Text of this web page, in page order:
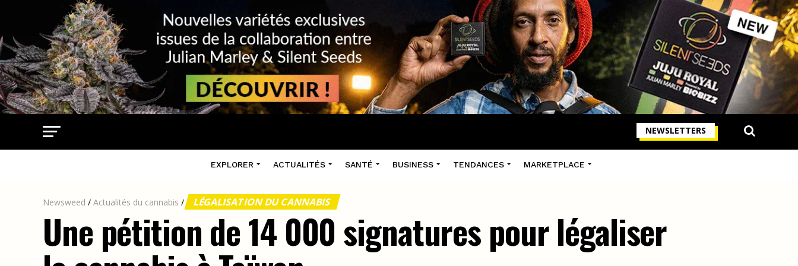
NEWSLETTERS
EXPLORER ACTUALITÉS SANTÉ BUSINESS TENDANCES MARKETPLACE
Newsweed / Actualités du cannabis / LÉGALISATION DU CANNABIS
Une pétition de 14 000 signatures pour légaliser